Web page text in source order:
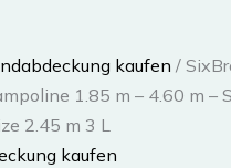
kaufen /
1.85 m – 4.60 m –
2.45 m 3 L
kaufen